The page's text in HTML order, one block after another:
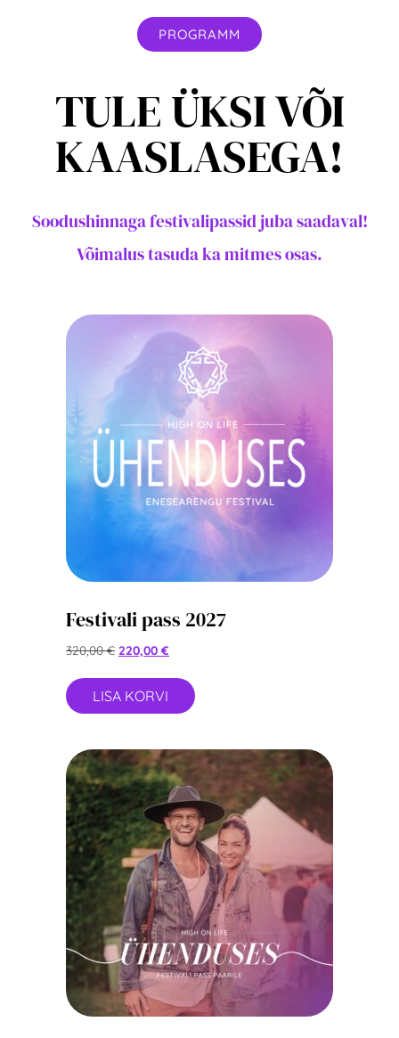
PROGRAMM
TULE ÜKSI VÕI
KAASLASEGA!
Soodushinnaga festivalipassid juba saadaval!
Võimalus tasuda ka mitmes osas.
Festivali pass 2027
320,00€ 220,00 €
LISA KORVI